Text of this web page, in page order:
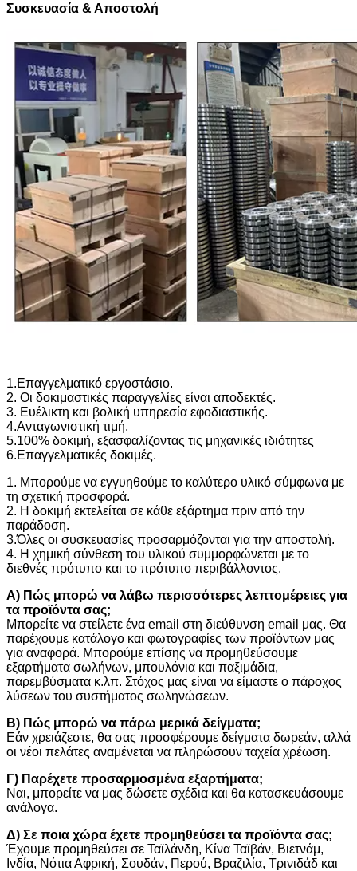
Συσκευασία & Αποστολή
1.Επαγγελματικό εργοστάσιο.
2. Οι δοκιμαστικές παραγγελίες είναι αποδεκτές.
3. Ευέλικτη και βολική υπηρεσία εφοδιαστικής.
4.Ανταγωνιστική τιμή.
5.100% δοκιμή, εξασφαλίζοντας τις μηχανικές ιδιότητες
6.Επαγγελματικές δοκιμές.
1. Μπορούμε να εγγυηθούμε το καλύτερο υλικό σύμφωνα με
τη σχετική προσφορά.
2. Η δοκιμή εκτελείται σε κάθε εξάρτημα πριν από την
παράδοση.
3.Όλες οι συσκευασίες προσαρμόζονται για την αποστολή.
4. Η χημική σύνθεση του υλικού συμμορφώνεται με το
διεθνές πρότυπο και το πρότυπο περιβάλλοντος.
Α) Πώς μπορώ να λάβω περισσότερες λεπτομέρειες για
τα προϊόντα σας;
Μπορείτε να στείλετε ένα email στη διεύθυνση email μας. Θα
παρέχουμε κατάλογο και φωτογραφίες των προϊόντων μας
για αναφορά. Μπορούμε επίσης να προμηθεύσουμε
εξαρτήματα σωλήνων, μπουλόνια και παξιμάδια,
παρεμβύσματα κ.λπ. Στόχος μας είναι να είμαστε ο πάροχος
λύσεων του συστήματος σωληνώσεων.
Β) Πώς μπορώ να πάρω μερικά δείγματα;
Εάν χρειάζεστε, θα σας προσφέρουμε δείγματα δωρεάν, αλλά
οι νέοι πελάτες αναμένεται να πληρώσουν ταχεία χρέωση.
Γ) Παρέχετε προσαρμοσμένα εξαρτήματα;
Ναι, μπορείτε να μας δώσετε σχέδια και θα κατασκευάσουμε
ανάλογα.
Δ) Σε ποια χώρα έχετε προμηθεύσει τα προϊόντα σας;
Έχουμε προμηθεύσει σε Ταϊλάνδη, Κίνα Ταϊβάν, Βιετνάμ,
Ινδία, Νότια Αφρική, Σουδάν, Περού, Βραζιλία, Τρινιδάδ και